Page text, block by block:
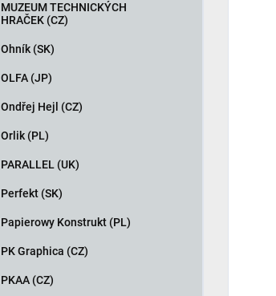
MUZEUM TECHNICKÝCH
HRAČEK (CZ)
Ohník (SK)
OLFA (JP)
Ondřej Hejl (CZ)
Orlik (PL)
PARALLEL (UK)
Perfekt (SK)
Papierowy Konstrukt (PL)
PK Graphica (CZ)
PKAA (CZ)